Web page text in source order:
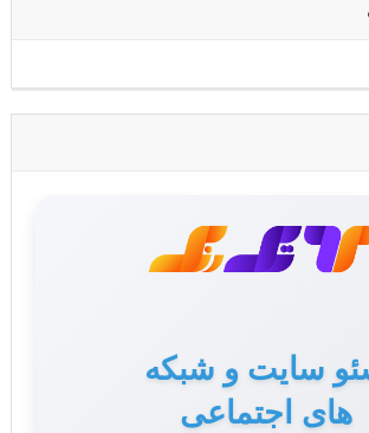
سایت و شبکه
های اجتماعی